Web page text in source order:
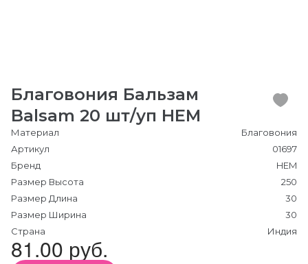
Благовония Бальзам
Balsam 20 шт/уп HEM
Материал
Благовония
Артикул
01697
Бренд
HEM
Размер Высота
250
Размер Длина
30
Размер Ширина
30
Страна
Индия
81.00 руб.